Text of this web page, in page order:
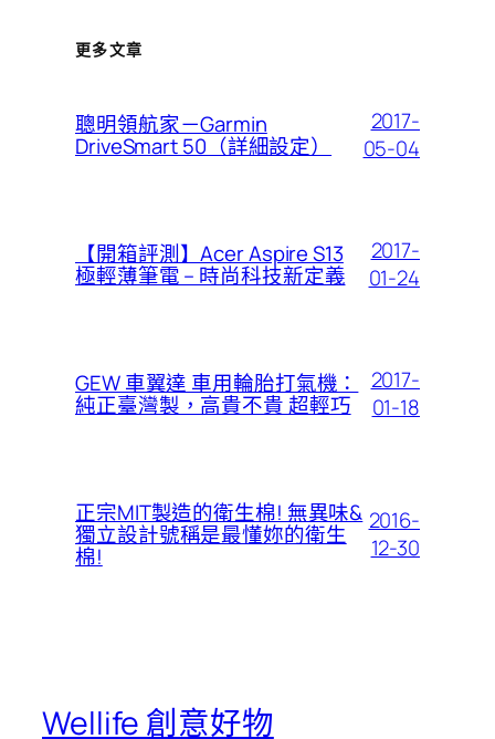
更多文章
聰明領航家－Garmin
DriveSmart 50（詳細設定）
2017-
05-04
【開箱評測】Acer Aspire S13
極輕薄筆電 – 時尚科技新定義
2017-
01-24
GEW 車翼達 車用輪胎打氣機：
純正臺灣製，高貴不貴 超輕巧
2017-
01-18
正宗MIT製造的衛生棉! 無異味&
獨立設計號稱是最懂妳的衛生
棉!
2016-
12-30
Wellife 創意好物